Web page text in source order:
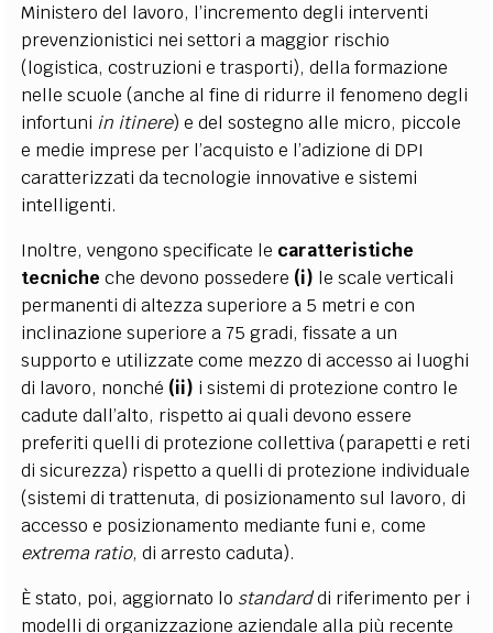
Ministero del lavoro, l’incremento degli interventi
prevenzionistici nei settori a maggior rischio
(logistica, costruzioni e trasporti), della formazione
nelle scuole (anche al fine di ridurre il fenomeno degli
infortuni in itinere) e del sostegno alle micro, piccole
e medie imprese per l’acquisto e l’adizione di DPI
caratterizzati da tecnologie innovative e sistemi
intelligenti.
Inoltre, vengono specificate le caratteristiche
tecniche che devono possedere (i) le scale verticali
permanenti di altezza superiore a 5 metri e con
inclinazione superiore a 75 gradi, fissate a un
supporto e utilizzate come mezzo di accesso ai luoghi
di lavoro, nonché (ii) i sistemi di protezione contro le
cadute dall’alto, rispetto ai quali devono essere
preferiti quelli di protezione collettiva (parapetti e reti
di sicurezza) rispetto a quelli di protezione individuale
(sistemi di trattenuta, di posizionamento sul lavoro, di
accesso e posizionamento mediante funi e, come
extrema ratio, di arresto caduta).
È stato, poi, aggiornato lo standarddi riferimento per i
modelli di organizzazione aziendale alla più recente